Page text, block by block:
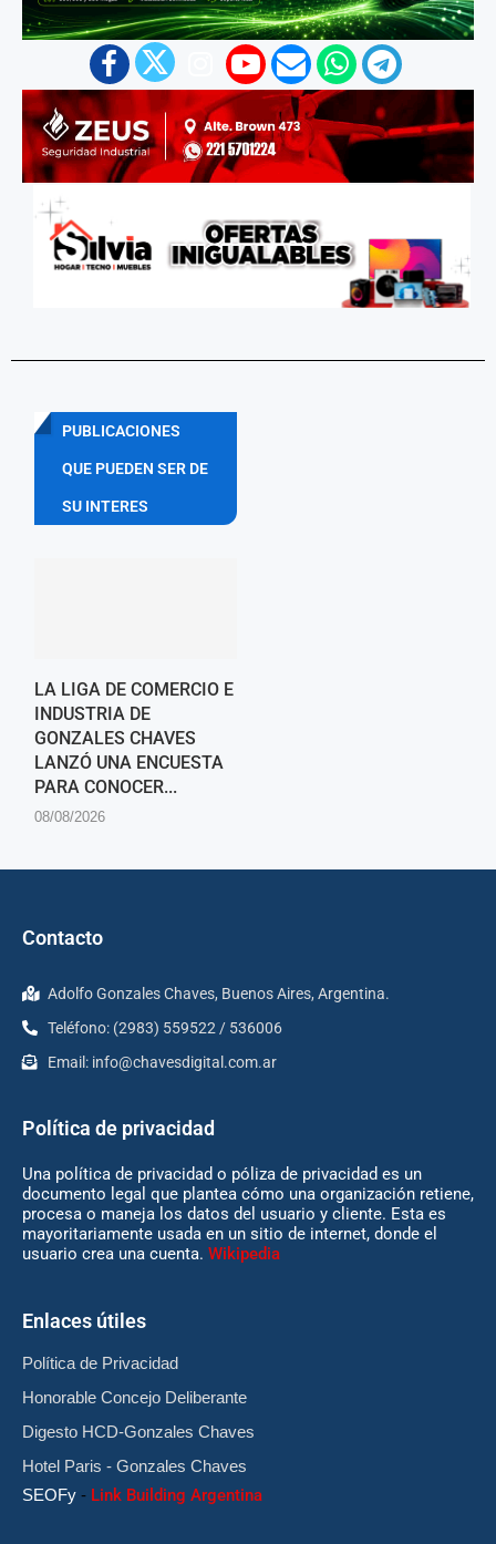
PUBLICACIONES
QUE PUEDEN SER DE
SU INTERES
LA LIGA DE COMERCIO E
INDUSTRIA DE
GONZALES CHAVES
LANZÓ UNA ENCUESTA
PARA CONOCER...
08/08/2026
Contacto
Adolfo Gonzales Chaves, Buenos Aires, Argentina.
Teléfono: (2983) 559522 / 536006
Email: info@chavesdigital.com.ar
Política de privacidad
Una política de privacidad o póliza de privacidad es un
documento legal que plantea cómo una organización retiene,
procesa o maneja los datos del usuario y cliente. Esta es
mayoritariamente usada en un sitio de internet, donde el
usuario crea una cuenta. Wikipedia
Enlaces útiles
Política de Privacidad
Honorable Concejo Deliberante
Digesto HCD-Gonzales Chaves
Hotel Paris - Gonzales Chaves
SEOFy - Link Building Argentina